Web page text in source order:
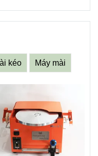
kéo Máy mài